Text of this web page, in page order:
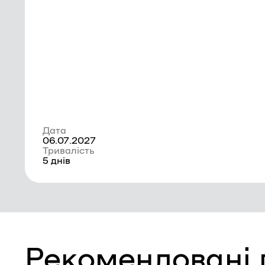
Дата
06.07.2027
Тривалість
5 днів
Рекомендовані